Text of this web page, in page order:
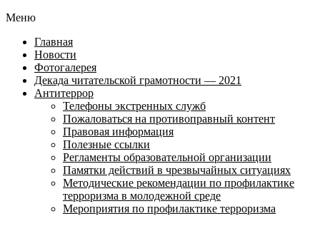
Меню
Главная
Новости
Фотогалерея
Декада читательской грамотности — 2021
Антитеррор
Телефоны экстренных служб
Пожаловаться на противоправный контент
Правовая информация
Полезные ссылки
Регламенты образовательной организации
Памятки действий в чрезвычайных ситуациях
Методические рекомендации по профилактике
терроризма в молодежной среде
Мероприятия по профилактике терроризма